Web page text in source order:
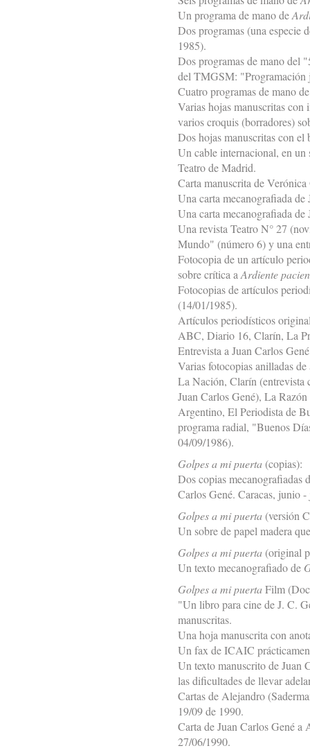
Un programa de mano de
Dos programas (una especie
1985).
Dos programas de mano del
del TMGSM:
Cuatro programas de mano
Varias hojas manuscritas con
varios croquis (borradores)
Dos hojas manuscritas con
Un cable internacional, en
Teatro de Madrid.
Carta manuscrita de
Una carta mecanografiada
Una carta mecanografiada
Una revista Teatro N° 27
Mundo" (número 6) y una
Fotocopia de un artículo
sobre crítica a Ardiente
Fotocopias de artículos
(14/01/1985).
Artículos periodísticos
ABC, Diario 16, Clarín, La
Entrevista a Juan Carlos
Varias fotocopias anilladas
La Nación, Clarín (entrevista
Juan Carlos Gené), La
Argentino, El Periodista de
programa radial, "Buenos
04/09/1986).
Golpes a mi puerta (copias):
Dos copias mecanografiadas
Carlos Gené. Caracas, junio
Golpes a mi puerta (versión
Un sobre de papel madera
Golpes a mi puerta (original
Un texto mecanografiado de
Golpes a mi puertaFilm
"Un libro para cine de J. C.
manuscritas.
Una hoja manuscrita con
Un fax de ICAIC
Un texto manuscrito de Juan
las dificultades de llevar
Cartas de Alejandro
19/09 de 1990.
Carta de Juan Carlos Gené
27/06/1990.